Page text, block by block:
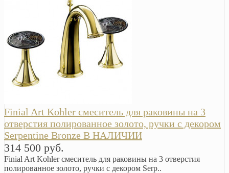
Finial Art Kohler смеситель для раковины на 3
отверстия полированное золото, ручки с декором
Serpentine Bronze В НАЛИЧИИ
314 500 руб.
Finial Art Kohler смеситель для раковины на 3 отверстия
полированное золото, ручки с декором Serp..